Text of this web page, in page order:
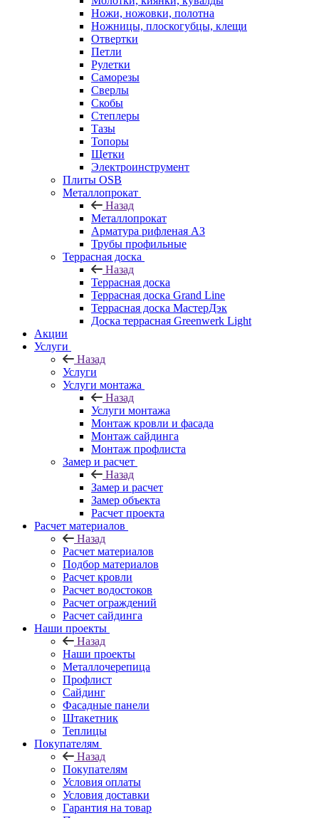
Ножи, ножовки, полотна
Ножницы, плоскогубцы, клещи
Отвертки
Петли
Рулетки
Саморезы
Сверлы
Скобы
Степлеры
Тазы
Топоры
Щетки
Электроинструмент
Плиты OSB
Металлопрокат
Назад
Металлопрокат
Арматура рифленая АЗ
Трубы профильные
Террасная доска
Назад
Террасная доска
Террасная доска Grand Line
Террасная доска МастерДэк
Доска террасная Greenwerk Light
Акции
Услуги
Назад
Услуги
Услуги монтажа
Назад
Услуги монтажа
Монтаж кровли и фасада
Монтаж сайдинга
Монтаж профлиста
Замер и расчет
Назад
Замер и расчет
Замер объекта
Расчет проекта
Расчет материалов
Назад
Расчет материалов
Подбор материалов
Расчет кровли
Расчет водостоков
Расчет ограждений
Расчет сайдинга
Наши проекты
Назад
Наши проекты
Металлочерепица
Профлист
Сайдинг
Фасадные панели
Штакетник
Теплицы
Покупателям
Назад
Покупателям
Условия оплаты
Условия доставки
Гарантия на товар